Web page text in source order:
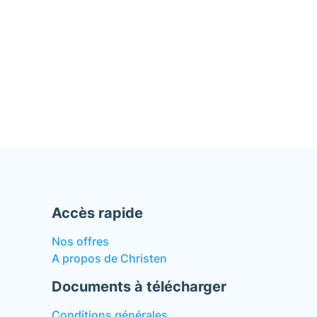
Accès rapide
Nos offres
A propos de Christen
Documents à télécharger